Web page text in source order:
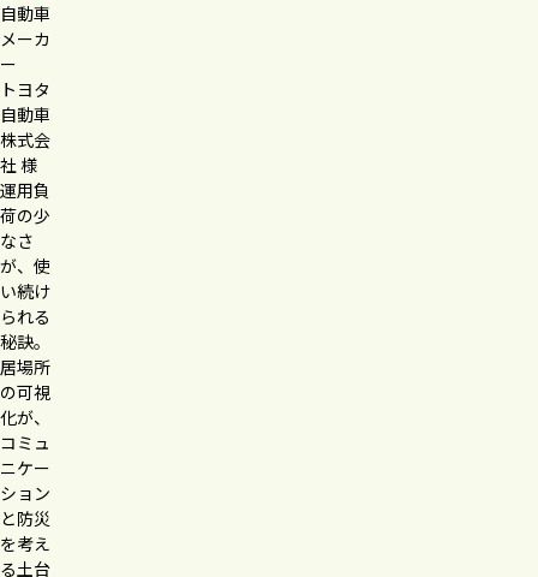
自動車
メーカ
ー
トヨタ
自動車
株式会
社 様
運用負
荷の少
なさ
が、使
い続け
られる
秘訣。
居場所
の可視
化が、
コミュ
ニケー
ション
と防災
を考え
る土台